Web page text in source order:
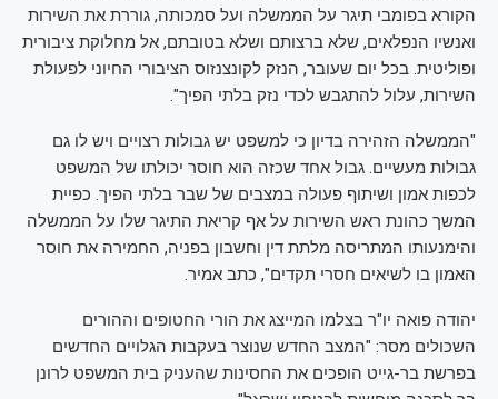
הקורא בפומבי תיגר על הממשלה ועל סמכותה, גוררת את השירות
ואנשיו הנפלאים, שלא ברצותם ושלא בטובתם, אל מחלוקת ציבורית
ופוליטית. בכל יום שעובר, הנזק לקונצנזוס הציבורי החיוני לפעולת
השירות, עלול להתגבש לכדי נזק בלתי הפיך".
"הממשלה הזהירה בדיון כי למשפט יש גבולות רצויים ויש לו גם
גבולות מעשיים. גבול אחד שכזה הוא חוסר יכולתו של המשפט
לכפות אמון ושיתוף פעולה במצבים של שבר בלתי הפיך. כפיית
המשך כהונת ראש השירות על אף קריאת התיגר שלו על הממשלה
והימנעותו המתריסה מלתת דין וחשבון בפניה, החמירה את חוסר
האמון בו לשיאים חסרי תקדים", כתב אמיר.
יהודה פואה יו"ר בצלמו המייצג את הורי החטופים וההורים
השכולים מסר: "המצב החדש שנוצר בעקבות הגלויים החדשים
בפרשת בר-גייט הופכים את החסינות שהעניק בית המשפט לרונן